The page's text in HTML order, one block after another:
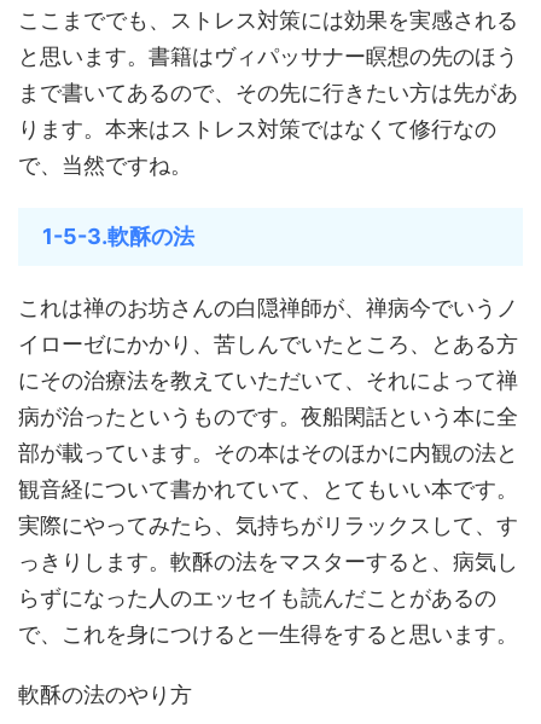
ここまででも、ストレス対策には効果を実感される
と思います。書籍はヴィパッサナー瞑想の先のほう
まで書いてあるので、その先に行きたい方は先があ
ります。本来はストレス対策ではなくて修行なの
で、当然ですね。
1-5-3.軟酥の法
これは禅のお坊さんの白隠禅師が、禅病今でいうノ
イローゼにかかり、苦しんでいたところ、とある方
にその治療法を教えていただいて、それによって禅
病が治ったというものです。夜船閑話という本に全
部が載っています。その本はそのほかに内観の法と
観音経について書かれていて、とてもいい本です。
実際にやってみたら、気持ちがリラックスして、す
っきりします。軟酥の法をマスターすると、病気し
らずになった人のエッセイも読んだことがあるの
で、これを身につけると一生得をすると思います。
軟酥の法のやり方